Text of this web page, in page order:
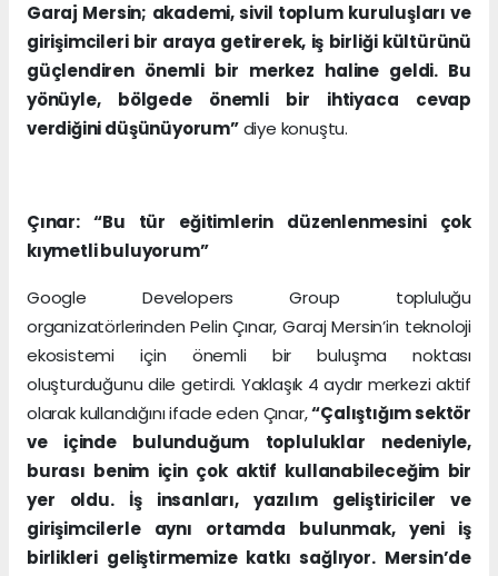
Garaj Mersin; akademi, sivil toplum kuruluşları ve
girişimcileri bir araya getirerek, iş birliği kültürünü
güçlendiren önemli bir merkez haline geldi. Bu
yönüyle, bölgede önemli bir ihtiyaca cevap
verdiğini düşünüyorum”diye konuştu.
Çınar: “Bu tür eğitimlerin düzenlenmesini çok
kıymetli buluyorum”
Google Developers Group topluluğu
organizatörlerinden Pelin Çınar, Garaj Mersin’in teknoloji
ekosistemi için önemli bir buluşma noktası
oluşturduğunu dile getirdi. Yaklaşık 4 aydır merkezi aktif
olarak kullandığını ifade eden Çınar,“Çalıştığım sektör
ve içinde bulunduğum topluluklar nedeniyle,
burası benim için çok aktif kullanabileceğim bir
yer oldu. İş insanları, yazılım geliştiriciler ve
girişimcilerle aynı ortamda bulunmak, yeni iş
birlikleri geliştirmemize katkı sağlıyor. Mersin’de